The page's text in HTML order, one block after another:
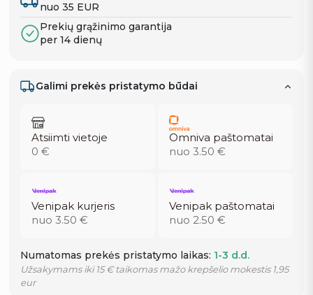
nuo 35 EUR
Prekių grąžinimo garantija
per 14 dienų
Galimi prekės pristatymo būdai
Atsiimti vietoje
0 €
Omniva paštomatai
nuo 3.50 €
Venipak kurjeris
nuo 3.50 €
Venipak paštomatai
nuo 2.50 €
Numatomas prekės pristatymo laikas: 1-3 d.d.
Užsakymams iki 15 € taikomas mažo krepšelio mokestis 1,95
eur